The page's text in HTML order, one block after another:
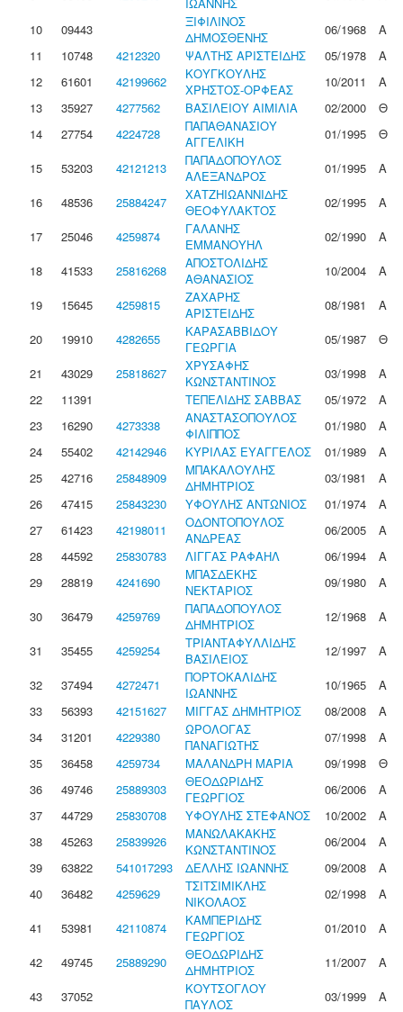
10
09443
ΞΙΦΙΛΙΝΟΣ
ΔΗΜΟΣΘΕΝΗΣ
06/1968
Α
11
10748 4212320 ΨΑΛΤΗΣ ΑΡΙΣΤΕΙΔΗΣ 05/1978
Α
12
61601 42199662
ΚΟΥΓΚΟΥΛΗΣ
ΧΡΗΣΤΟΣ-ΟΡΦΕΑΣ
10/2011
Α
13
35927 4277562 ΒΑΣΙΛΕΙΟΥ ΑΙΜΙΛΙΑ 02/2000
Θ
14
27754 4224728
ΠΑΠΑΘΑΝΑΣΙΟΥ
ΑΓΓΕΛΙΚΗ
01/1995
Θ
15
53203 42121213
ΠΑΠΑΔΟΠΟΥΛΟΣ
ΑΛΕΞΑΝΔΡΟΣ
01/1995
Α
16
48536 25884247
ΧΑΤΖΗΙΩΑΝΝΙΔΗΣ
ΘΕΟΦΥΛΑΚΤΟΣ
02/1995
Α
17
25046 4259874
ΓΑΛΑΝΗΣ
ΕΜΜΑΝΟΥΗΛ
02/1990
Α
18
41533 25816268
ΑΠΟΣΤΟΛΙΔΗΣ
ΑΘΑΝΑΣΙΟΣ
10/2004
Α
19
15645 4259815
ΖΑΧΑΡΗΣ
ΑΡΙΣΤΕΙΔΗΣ
08/1981
Α
20
19910 4282655
ΚΑΡΑΣΑΒΒΙΔΟΥ
ΓΕΩΡΓΙΑ
05/1987
Θ
21
43029 25818627
ΧΡΥΣΑΦΗΣ
ΚΩΝΣΤΑΝΤΙΝΟΣ
03/1998
Α
22
11391 ΤΕΠΕΛΙΔΗΣ ΣΑΒΒΑΣ 05/1972
Α
23
16290 4273338
ΑΝΑΣΤΑΣΟΠΟΥΛΟΣ
ΦΙΛΙΠΠΟΣ
01/1980
Α
24
55402 42142946 ΚΥΡΙΛΑΣ ΕΥΑΓΓΕΛΟΣ 01/1989
Α
25
42716 25848909
ΜΠΑΚΑΛΟΥΛΗΣ
ΔΗΜΗΤΡΙΟΣ
03/1981
Α
26
47415 25843230 ΥΦΟΥΛΗΣ ΑΝΤΩΝΙΟΣ 01/1974
Α
27
61423 42198011
ΟΔΟΝΤΟΠΟΥΛΟΣ
ΑΝΔΡΕΑΣ
06/2005
Α
28
44592 25830783 ΛΙΓΓΑΣ ΡΑΦΑΗΛ 06/1994
Α
29
28819 4241690
ΜΠΑΣΔΕΚΗΣ
ΝΕΚΤΑΡΙΟΣ
09/1980
Α
30
36479 4259769
ΠΑΠΑΔΟΠΟΥΛΟΣ
ΔΗΜΗΤΡΙΟΣ
12/1968
Α
31
35455 4259254
ΤΡΙΑΝΤΑΦΥΛΛΙΔΗΣ
ΒΑΣΙΛΕΙΟΣ
12/1997
Α
32
37494 4272471
ΠΟΡΤΟΚΑΛΙΔΗΣ
ΙΩΑΝΝΗΣ
10/1965
Α
33
56393 42151627 ΜΙΓΓΑΣ ΔΗΜΗΤΡΙΟΣ 08/2008
Α
34
31201 4229380
ΩΡΟΛΟΓΑΣ
ΠΑΝΑΓΙΩΤΗΣ
07/1998
Α
35
36458 4259734 ΜΑΛΑΝΔΡΗ ΜΑΡΙΑ 09/1998
Θ
36
49746 25889303
ΘΕΟΔΩΡΙΔΗΣ
ΓΕΩΡΓΙΟΣ
06/2006
Α
37
44729 25830708 ΥΦΟΥΛΗΣ ΣΤΕΦΑΝΟΣ 10/2002
Α
38
45263 25839926
ΜΑΝΩΛΑΚΑΚΗΣ
ΚΩΝΣΤΑΝΤΙΝΟΣ
06/2004
Α
39
63822 541017293 ΔΕΛΛΗΣ ΙΩΑΝΝΗΣ 09/2008
Α
40
36482 4259629
ΤΣΙΤΣΙΜΙΚΛΗΣ
ΝΙΚΟΛΑΟΣ
02/1998
Α
41
53981 42110874
ΚΑΜΠΕΡΙΔΗΣ
ΓΕΩΡΓΙΟΣ
01/2010
Α
42
49745 25889290
ΘΕΟΔΩΡΙΔΗΣ
ΔΗΜΗΤΡΙΟΣ
11/2007
Α
43
37052
ΚΟΥΤΣΟΓΛΟΥ
ΠΑΥΛΟΣ
03/1999
Α